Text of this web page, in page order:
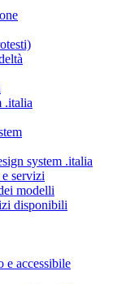
.italia
system .italia
servizi
modelli
disponibili
e accessibile